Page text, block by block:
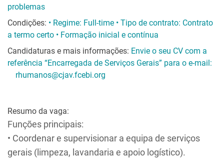
problemas
Condições: • Regime: Full-time • Tipo de contrato: Contrato
a termo certo • Formação inicial e contínua
Candidaturas e mais informações: Envie o seu CV com a
referência “Encarregada de Serviços Gerais” para o e-mail:
rhumanos@cjav.fcebi.org
Resumo da vaga:
Funções principais:
• Coordenar e supervisionar a equipa de serviços
gerais (limpeza, lavandaria e apoio logístico).